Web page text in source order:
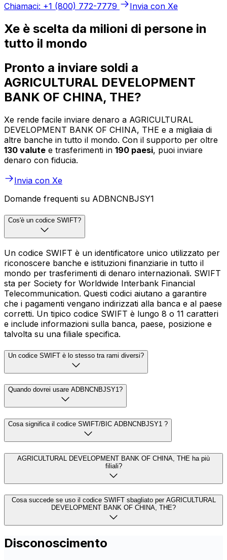
Chiamaci: +1 (800) 772-7779
Invia con Xe
Xe è scelta da milioni di persone in
tutto il mondo
Pronto a inviare soldi a
AGRICULTURAL DEVELOPMENT
BANK OF CHINA, THE?
Xe rende facile inviare denaro a AGRICULTURAL
DEVELOPMENT BANK OF CHINA, THE e a migliaia di
altre banche in tutto il mondo. Con il supporto per oltre
130 valute e trasferimenti in 190 paesi, puoi inviare
denaro con fiducia.
Invia con Xe
Domande frequenti su ADBNCNBJSY1
Cos'è un codice SWIFT?
Un codice SWIFT è un identificatore unico utilizzato per
riconoscere banche e istituzioni finanziarie in tutto il
mondo per trasferimenti di denaro internazionali. SWIFT
sta per Society for Worldwide Interbank Financial
Telecommunication. Questi codici aiutano a garantire
che i pagamenti vengano indirizzati alla banca e al paese
corretti. Un tipico codice SWIFT è lungo 8 o 11 caratteri
e include informazioni sulla banca, paese, posizione e
talvolta su una filiale specifica.
Un codice SWIFT è lo stesso tra rami diversi?
Quando dovrei usare ADBNCNBJSY1?
Cosa significa il codice SWIFT/BIC ADBNCNBJSY1 ?
AGRICULTURAL DEVELOPMENT BANK OF CHINA, THE ha più
filiali?
Cosa succede se uso il codice SWIFT sbagliato per AGRICULTURAL
DEVELOPMENT BANK OF CHINA, THE?
Disconoscimento